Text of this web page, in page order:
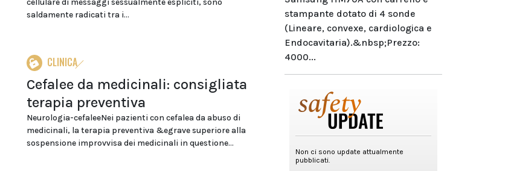
cellulare di messaggi sessualmente espliciti, sono
saldamente radicati tra i...
CLINICA
Cefalee da medicinali: consigliata
terapia preventiva
Neurologia-cefaleeNei pazienti con cefalea da abuso di
medicinali, la terapia preventiva &egrave superiore alla
sospensione improvvisa dei medicinali in questione...
stampante dotato di 4 sonde
(Lineare, convexe, cardiologica e
Endocavitaria).&nbsp;Prezzo:
4000...